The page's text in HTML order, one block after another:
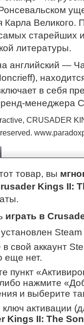
Карла Великого.
старейших
литературы.
английский —
в себя
менеджера
CRUSADER
товар, вы
Kings II:
играть в
в свой аккаунт
еще нет.
пункт
нажмите
и выберите
ключ активации
Kings II: The